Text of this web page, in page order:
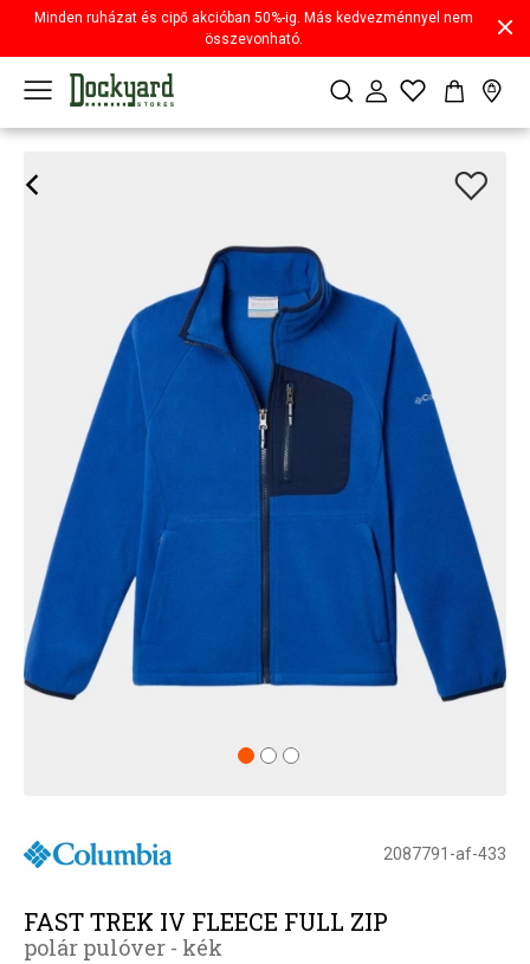
Minden ruházat és cipő akcióban 50%-ig. Más kedvezménnyel nem
összevonható.
2087791-af-433
FAST TREK IV FLEECE FULL ZIP
polár pulóver - kék